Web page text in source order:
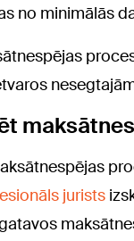
no minimālās
jurists